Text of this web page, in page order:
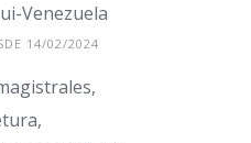
Venezuela
14/02/2024